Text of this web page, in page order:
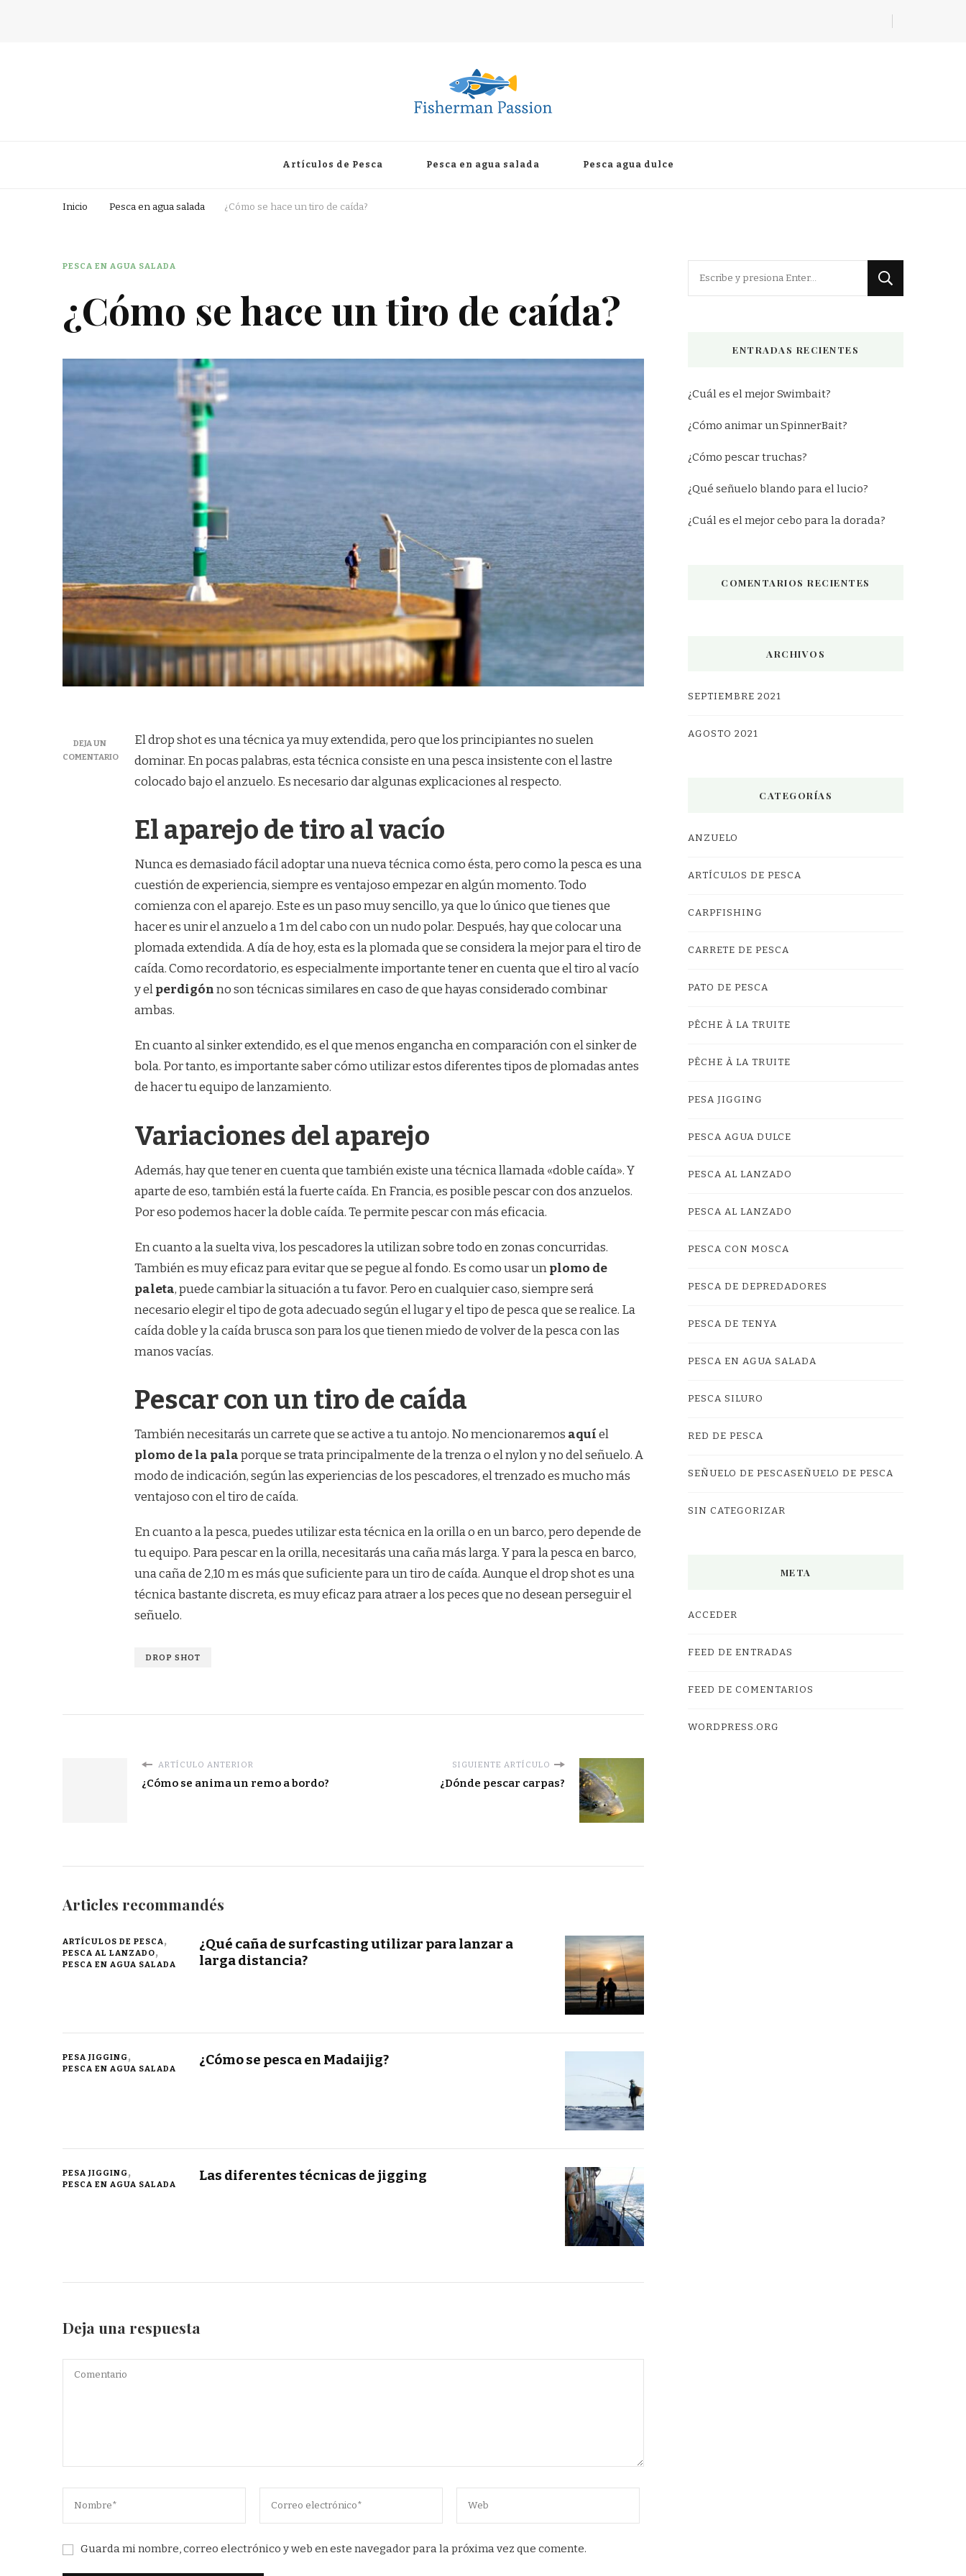
Artículos de Pesca Pesca en agua salada Pesca agua dulce
Inicio Pesca en agua salada ¿Cómo se hace un tiro de caída?
PESCA EN AGUA SALADA
¿Cómo se hace un tiro de caída?
DEJA UN
COMENTARIO
El drop shot es una técnica ya muy extendida, pero que los principiantes no suelen
dominar. En pocas palabras, esta técnica consiste en una pesca insistente con el lastre
colocado bajo el anzuelo. Es necesario dar algunas explicaciones al respecto.
El aparejo de tiro al vacío
Nunca es demasiado fácil adoptar una nueva técnica como ésta, pero como la pesca es una
cuestión de experiencia, siempre es ventajoso empezar en algún momento. Todo
comienza con el aparejo. Este es un paso muy sencillo, ya que lo único que tienes que
hacer es unir el anzuelo a 1 m del cabo con un nudo polar. Después, hay que colocar una
plomada extendida. A día de hoy, esta es la plomada que se considera la mejor para el tiro de
caída. Como recordatorio, es especialmente importante tener en cuenta que el tiro al vacío
y elperdigónno son técnicas similares en caso de que hayas considerado combinar
ambas.
En cuanto al sinker extendido, es el que menos engancha en comparación con el sinker de
bola. Por tanto, es importante saber cómo utilizar estos diferentes tipos de plomadas antes
de hacer tu equipo de lanzamiento.
Variaciones del aparejo
Además, hay que tener en cuenta que también existe una técnica llamada «doble caída». Y
aparte de eso, también está la fuerte caída. En Francia, es posible pescar con dos anzuelos.
Por eso podemos hacer la doble caída. Te permite pescar con más eficacia.
En cuanto a la suelta viva, los pescadores la utilizan sobre todo en zonas concurridas.
También es muy eficaz para evitar que se pegue al fondo. Es como usar unplomo de
paleta, puede cambiar la situación a tu favor. Pero en cualquier caso, siempre será
necesario elegir el tipo de gota adecuado según el lugar y el tipo de pesca que se realice. La
caída doble y la caída brusca son para los que tienen miedo de volver de la pesca con las
manos vacías.
Pescar con un tiro de caída
También necesitarás un carrete que se active a tu antojo. No mencionaremos aquíel
plomo de la palaporque se trata principalmente de la trenza o el nylon y no del señuelo. A
modo de indicación, según las experiencias de los pescadores, el trenzado es mucho más
ventajoso con el tiro de caída.
En cuanto a la pesca, puedes utilizar esta técnica en la orilla o en un barco, pero depende de
tu equipo. Para pescar en la orilla, necesitarás una caña más larga. Y para la pesca en barco,
una caña de 2,10 m es más que suficiente para un tiro de caída. Aunque el drop shot es una
técnica bastante discreta, es muy eficaz para atraer a los peces que no desean perseguir el
señuelo.
DROP SHOT
ARTÍCULO ANTERIOR
¿Cómo se anima un remo a bordo?
SIGUIENTE ARTÍCULO
¿Dónde pescar carpas?
Articles recommandés
ARTÍCULOS DE PESCA
PESCA AL LANZADO
PESCA EN AGUA SALADA
¿Qué caña de surfcasting utilizar para lanzar a
larga distancia?
PESA JIGGING
PESCA EN AGUA SALADA
¿Cómo se pesca en Madaijig?
PESA JIGGING
PESCA EN AGUA SALADA
Las diferentes técnicas de jigging
Deja una respuesta
Guarda mi nombre, correo electrónico y web en este navegador para la próxima vez que comente.
ENTRADAS RECIENTES
¿Cuál es el mejor Swimbait?
¿Cómo animar un SpinnerBait?
¿Cómo pescar truchas?
¿Qué señuelo blando para el lucio?
¿Cuál es el mejor cebo para la dorada?
COMENTARIOS RECIENTES
ARCHIVOS
SEPTIEMBRE 2021
AGOSTO 2021
CATEGORÍAS
ANZUELO
ARTÍCULOS DE PESCA
CARPFISHING
CARRETE DE PESCA
PATO DE PESCA
PÊCHE À LA TRUITE
PÊCHE À LA TRUITE
PESA JIGGING
PESCA AGUA DULCE
PESCA AL LANZADO
PESCA AL LANZADO
PESCA CON MOSCA
PESCA DE DEPREDADORES
PESCA DE TENYA
PESCA EN AGUA SALADA
PESCA SILURO
RED DE PESCA
SEÑUELO DE PESCASEÑUELO DE PESCA
SIN CATEGORIZAR
META
ACCEDER
FEED DE ENTRADAS
FEED DE COMENTARIOS
WORDPRESS.ORG